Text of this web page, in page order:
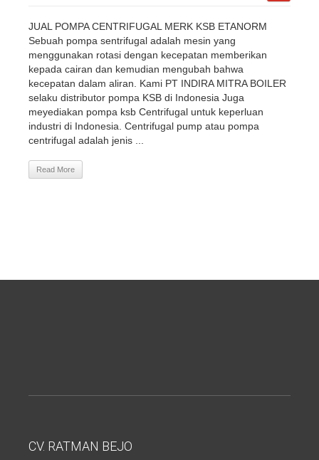
JUAL POMPA CENTRIFUGAL MERK KSB ETANORM
Sebuah pompa sentrifugal adalah mesin yang
menggunakan rotasi dengan kecepatan memberikan
kepada cairan dan kemudian mengubah bahwa
kecepatan dalam aliran. Kami PT INDIRA MITRA BOILER
selaku distributor pompa KSB di Indonesia Juga
meyediakan pompa ksb Centrifugal untuk keperluan
industri di Indonesia. Centrifugal pump atau pompa
centrifugal adalah jenis ...
Read More
CV. RATMAN BEJO